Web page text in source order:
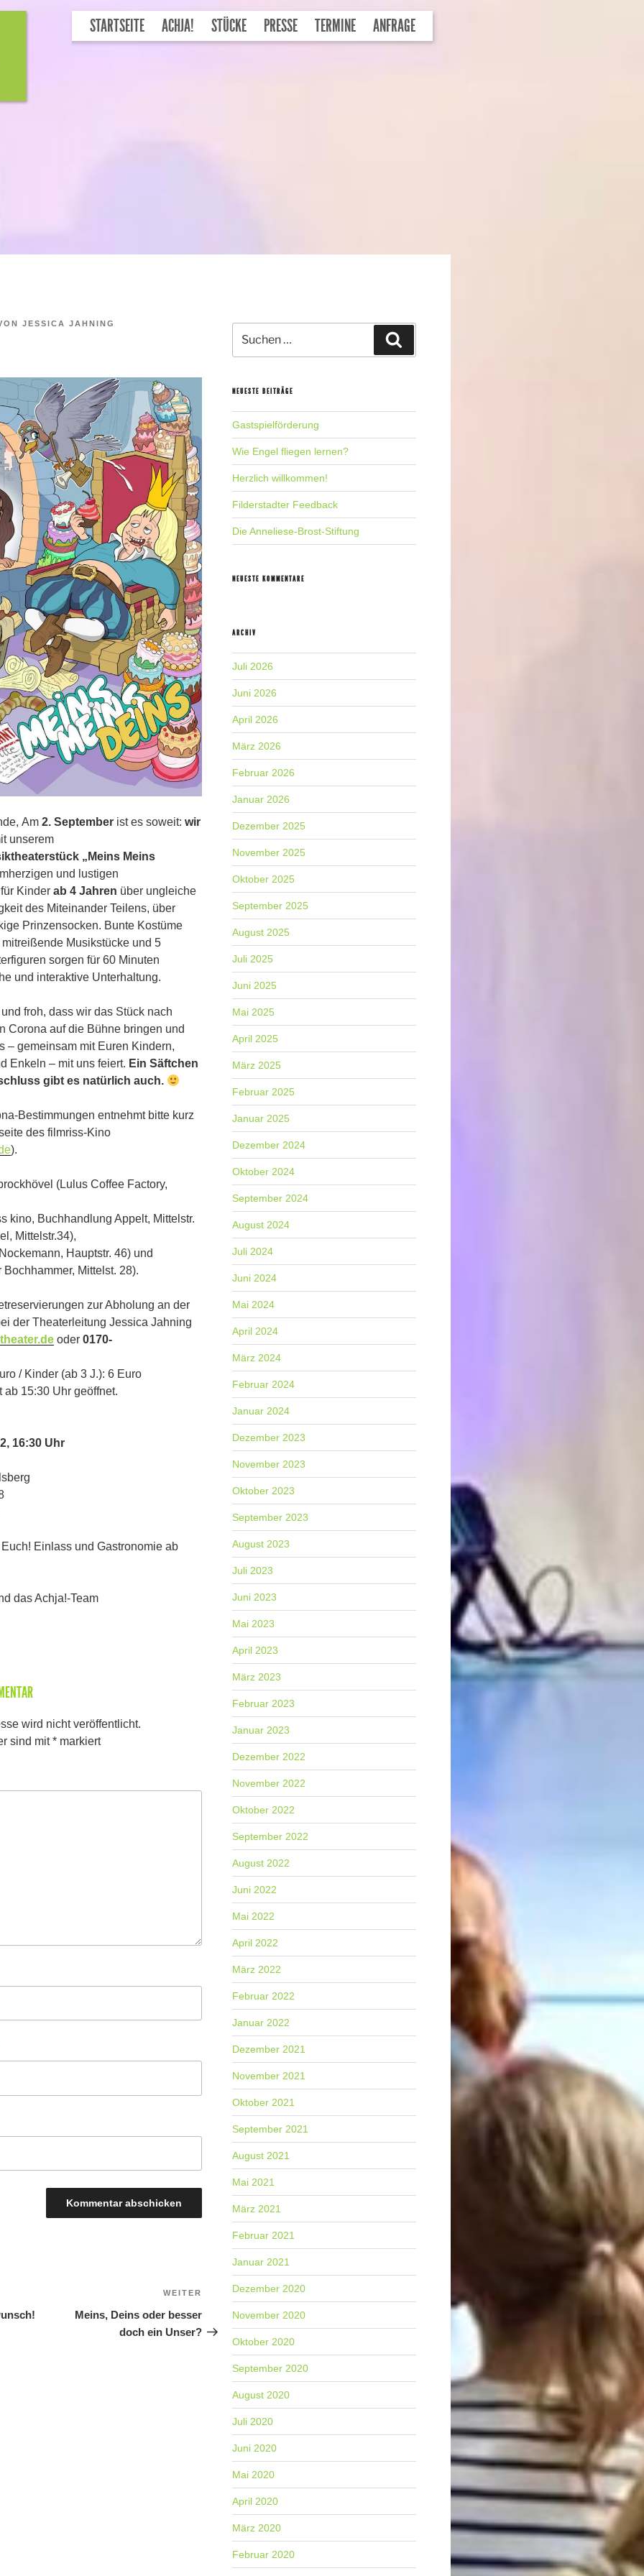
STARTSEITE ACHJA! STÜCKE PRESSE TERMINE ANFRAGE
JESSICA JAHNING
Am 2. Septemberist es soweit: wir
unserem
„Meins Meins
und lustigen
Kinderab 4 Jahren über ungleiche
des Miteinander Teilens, über
Prinzensocken. Bunte Kostüme
Musikstücke und 5
sorgen für 60 Minuten
und interaktive Unterhaltung.
froh, dass wir das Stück nach
Corona auf die Bühne bringen und
– gemeinsam mit Euren Kindern,
Enkeln – mit uns feiert. Ein Säftchen
gibt es natürlich auch.
Bestimmungen entnehmt bitte kurz
des filmriss-Kino
).
(Lulus Coffee Factory,
kino, Buchhandlung Appelt, Mittelstr.
Mittelstr.34),
Hauptstr. 46) und
Mittelst. 28).
zur Abholung an der
der Theaterleitung Jessica Jahning
oder 0170-
/ Kinder (ab 3 J.): 6 Euro
ab 15:30 Uhr geöffnet.
16:30 Uhr
Einlass und Gastronomie ab
das Achja!-Team
wird nicht veröffentlicht.
sind mit*markiert
Nächster
Beitrag
WEITER
Meins, Deins oder besser
doch ein Unser?
nach:
NEUESTE BEITRÄGE
Gastspielförderung
Wie Engel fliegen lernen?
Herzlich willkommen!
Filderstadter Feedback
Die Anneliese-Brost-Stiftung
NEUESTE KOMMENTARE
ARCHIV
Juli 2026
Juni 2026
April 2026
März 2026
Februar 2026
Januar 2026
Dezember 2025
November 2025
Oktober 2025
September 2025
August 2025
Juli 2025
Juni 2025
Mai 2025
April 2025
März 2025
Februar 2025
Januar 2025
Dezember 2024
Oktober 2024
September 2024
August 2024
Juli 2024
Juni 2024
Mai 2024
April 2024
März 2024
Februar 2024
Januar 2024
Dezember 2023
November 2023
Oktober 2023
September 2023
August 2023
Juli 2023
Juni 2023
Mai 2023
April 2023
März 2023
Februar 2023
Januar 2023
Dezember 2022
November 2022
Oktober 2022
September 2022
August 2022
Juni 2022
Mai 2022
April 2022
März 2022
Februar 2022
Januar 2022
Dezember 2021
November 2021
Oktober 2021
September 2021
August 2021
Mai 2021
März 2021
Februar 2021
Januar 2021
Dezember 2020
November 2020
Oktober 2020
September 2020
August 2020
Juli 2020
Juni 2020
Mai 2020
April 2020
März 2020
Februar 2020